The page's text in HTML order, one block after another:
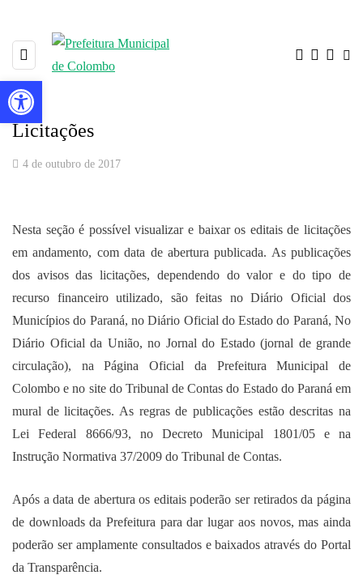
Licitações
4 de outubro de 2017
Nesta seção é possível visualizar e baixar os editais de licitações
em andamento, com data de abertura publicada. As publicações
dos avisos das licitações, dependendo do valor e do tipo de
recurso financeiro utilizado, são feitas no Diário Oficial dos
Municípios do Paraná, no Diário Oficial do Estado do Paraná, No
Diário Oficial da União, no Jornal do Estado (jornal de grande
circulação), na Página Oficial da Prefeitura Municipal de
Colombo e no site do Tribunal de Contas do Estado do Paraná em
mural de licitações. As regras de publicações estão descritas na
Lei Federal 8666/93, no Decreto Municipal 1801/05 e na
Instrução Normativa 37/2009 do Tribunal de Contas.
Após a data de abertura os editais poderão ser retirados da página
de downloads da Prefeitura para dar lugar aos novos, mas ainda
poderão ser amplamente consultados e baixados através do Portal
da Transparência.
Barra de Ferramentas Aberta